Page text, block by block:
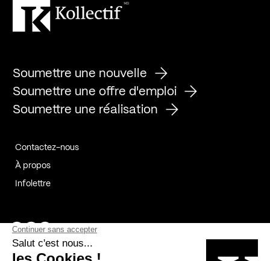
Soumettre une nouvelle
Soumettre une offre d'emploi
Soumettre une réalisation
Contactez-nous
À propos
Infolettre
Page Facebook de Kollectif
Page Instagram de Kollectif
Page Linkedin de Kollectif